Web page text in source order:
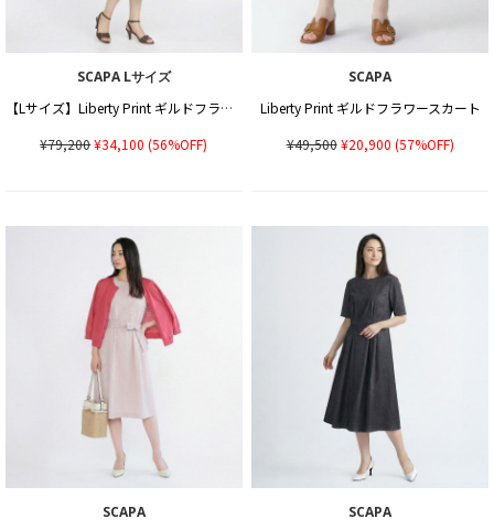
SCAPA Lサイズ
【Lサイズ】Liberty Print ギルドフラワーワンピース
¥79,200¥34,100 (56%OFF)
SCAPA
Liberty Print ギルドフラワースカート
¥49,500¥20,900 (57%OFF)
SCAPA
SCAPA